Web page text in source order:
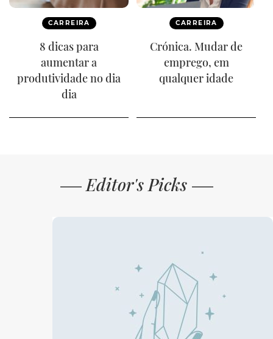
CARREIRA
8 dicas para
aumentar a
produtividade no dia
dia
CARREIRA
Crónica. Mudar de
emprego, em
qualquer idade
Editor's Picks